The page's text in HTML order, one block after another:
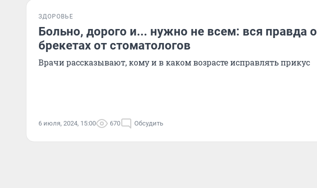
ЗДОРОВЬЕ
Больно, дорого и... нужно не всем: вся правда о
брекетах от стоматологов
Врачи рассказывают, кому и в каком возрасте исправлять прикус
6 июля, 2024, 15:00 670 Обсудить